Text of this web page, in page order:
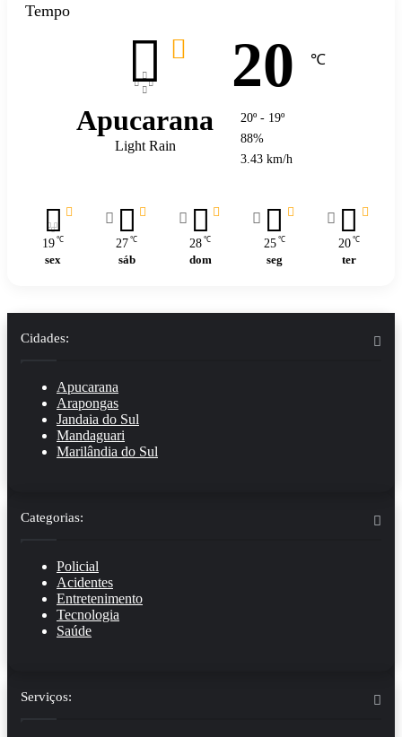
Tempo
Apucarana
Light Rain
20 ℃
20º - 19º
88%
3.43 km/h
19 ℃
sex
27 ℃
sáb
28 ℃
dom
25 ℃
seg
20 ℃
ter
Cidades:
Apucarana
Arapongas
Jandaia do Sul
Mandaguari
Marilândia do Sul
Categorias:
Policial
Acidentes
Entretenimento
Tecnologia
Saúde
Serviços: